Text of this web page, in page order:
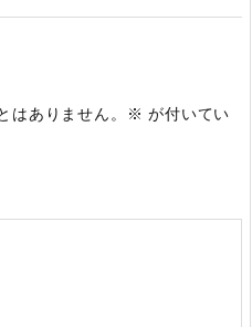
はありません。 ※ が付いてい